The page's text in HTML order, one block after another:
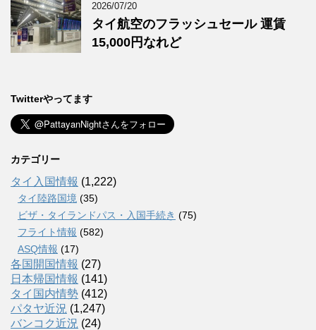
2026/07/20
タイ航空のフラッシュセール 運賃
15,000円なれど
Twitterやってます
カテゴリー
タイ入国情報 (1,222)
タイ陸路国境 (35)
ビザ・タイランドパス・入国手続き (75)
フライト情報 (582)
ASQ情報 (17)
各国開国情報 (27)
日本帰国情報 (141)
タイ国内情勢 (412)
パタヤ近況 (1,247)
バンコク近況 (24)